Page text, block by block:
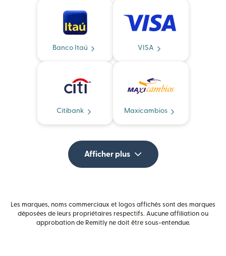
Banco Itaú VISA
Citibank Maxicambios
Afficher plus
Les marques, noms commerciaux et logos affichés sont des marques
déposées de leurs propriétaires respectifs. Aucune affiliation ou
approbation de Remitly ne doit être sous-entendue.